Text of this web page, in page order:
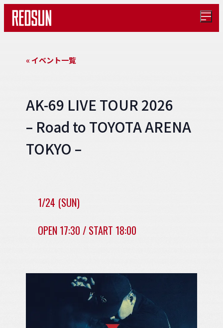
メ
« イベント一覧
AK-69 LIVE TOUR 2026
– Road to TOYOTA ARENA
TOKYO –
1/24 (SUN)
OPEN 17:30 / START 18:00